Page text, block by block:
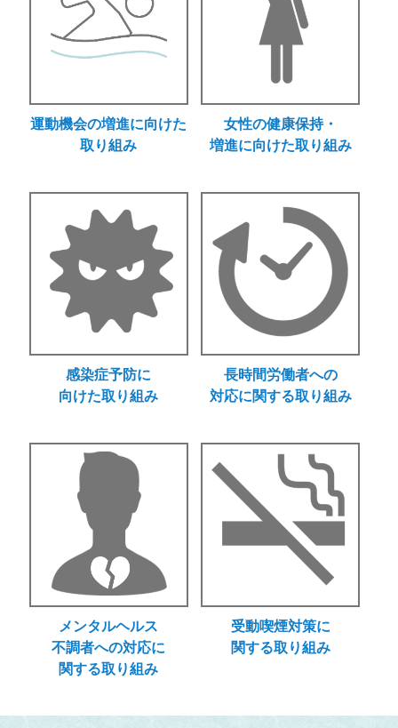
運動機会の増進に向けた
取り組み
女性の健康保持・
増進に向けた取り組み
感染症予防に
向けた取り組み
長時間労働者への
対応に関する取り組み
メンタルヘルス
不調者への対応に
関する取り組み
受動喫煙対策に
関する取り組み